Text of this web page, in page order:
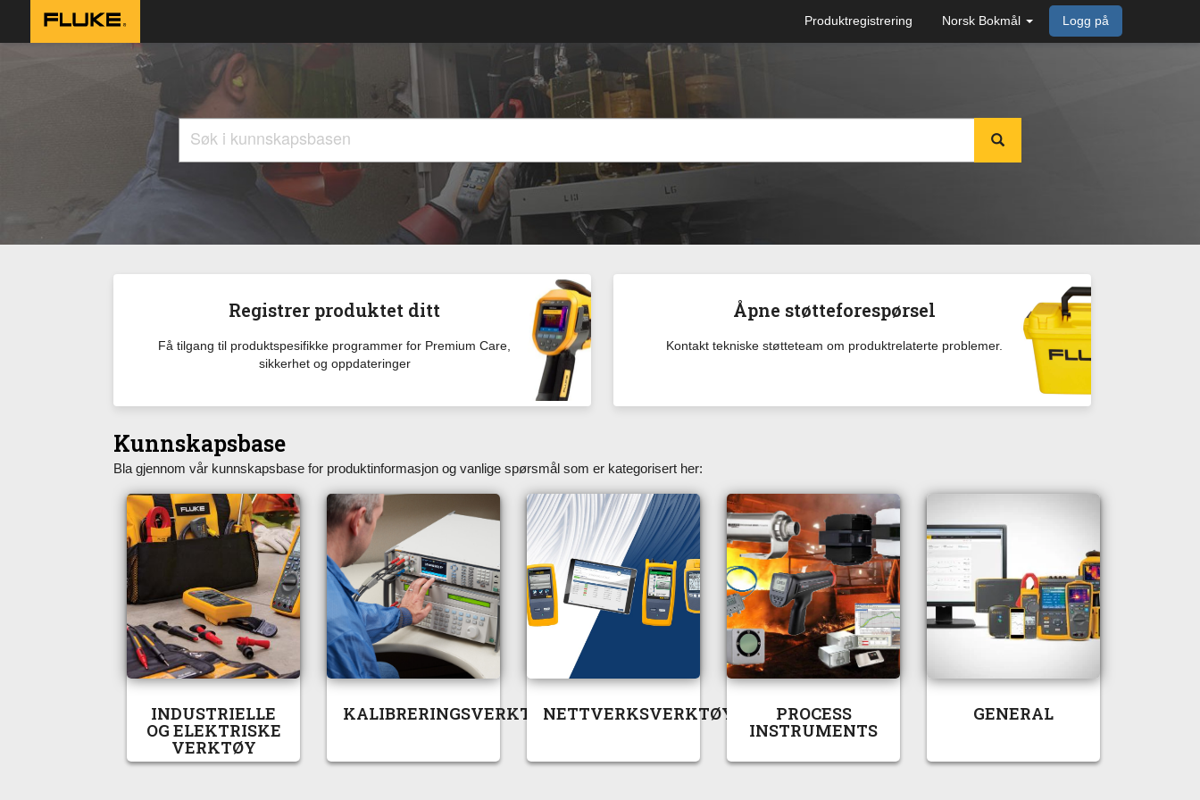
Produktregistrering Norsk Bokmål Logg på
Registrer produktet ditt
Få tilgang til produktspesifikke programmer for Premium Care,
sikkerhet og oppdateringer
Åpne støtteforespørsel
Kontakt tekniske støtteteam om produktrelaterte problemer.
Kunnskapsbase
Bla gjennom vår kunnskapsbase for produktinformasjon og vanlige spørsmål som er kategorisert her:
INDUSTRIELLE
OG ELEKTRISKE
VERKTØY
KALIBRERINGSVERKTØYNETTVERKSVERKTØY PROCESS
INSTRUMENTS
GENERAL